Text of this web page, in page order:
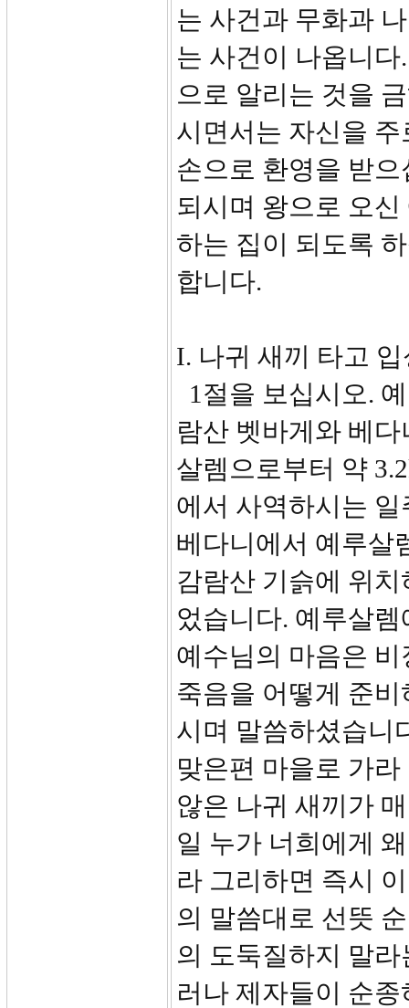
는 사건과 무화과
는 사건이 나옵니
으로 알리는 것을
시면서는 자신을
손으로 환영을 받
되시며 왕으로 오
하는 집이 되도록
합니다.
I. 나귀 새끼 타고
1절을 보십시오.
람산 벳바게와 베
살렘으로부터 약
에서 사역하시는
베다니에서 예루살
감람산 기슭에 위
었습니다. 예루살
예수님의 마음은
죽음을 어떻게 준
시며 말씀하셨습니
맞은편 마을로 가
않은 나귀 새끼가
일 누가 너희에게
라 그리하면 즉시
의 말씀대로 선뜻
의 도둑질하지 말
러나 제자들이 순